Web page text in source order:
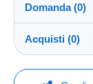
Spedizione
PRO
Domanda (0)
Per
Acquisti (0)